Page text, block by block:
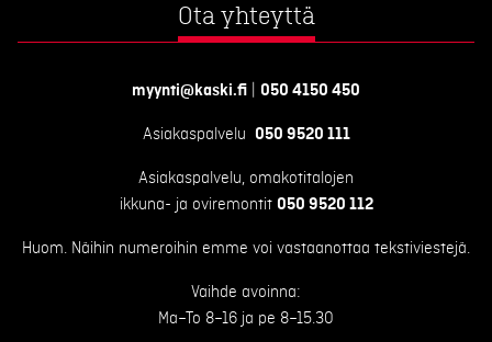
Ota yhteyttä
myynti@kaski.fi 050 4150 450
Asiakaspalvelu 050 9520 111
Asiakaspalvelu, omakotitalojen
ikkuna- ja oviremontit 050 9520 112
Huom. Näihin numeroihin emme voi vastaanottaa tekstiviestejä.
Vaihde avoinna:
Ma–To 8–16 ja pe 8–15.30